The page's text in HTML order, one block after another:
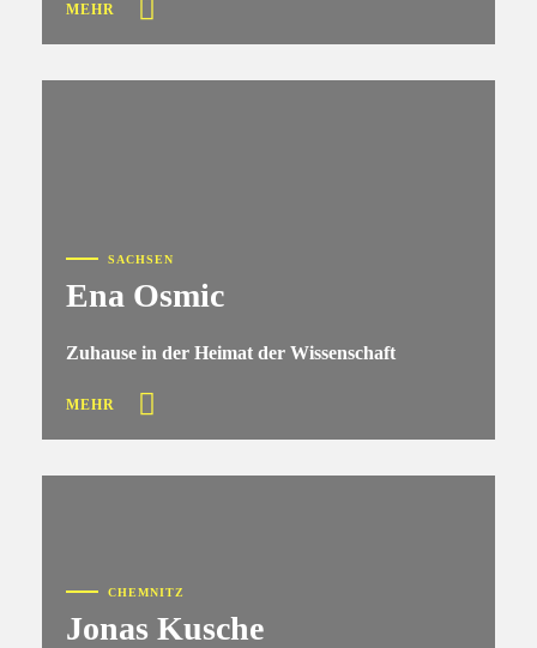
MEHR
SACHSEN
Ena Osmic
Zuhause in der Heimat der Wissenschaft
MEHR
CHEMNITZ
Jonas Kusche